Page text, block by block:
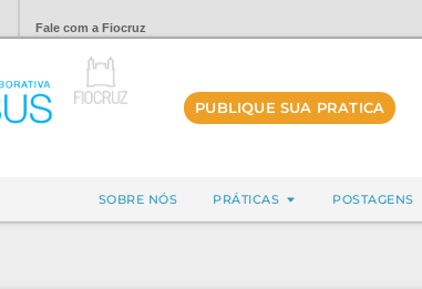
Fale com a Fiocruz
PUBLIQUE SUA PRATICA
SOBRE NÓS PRÁTICAS POSTAGENS